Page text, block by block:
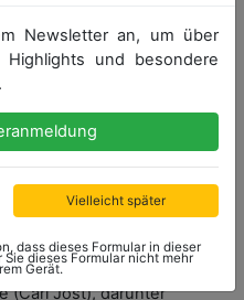
(Carl Jost), darunter
Newsletter an, um über
und besondere
Vielleicht später
dass dieses Formular in dieser
dieses Formular nicht mehr
Gerät.